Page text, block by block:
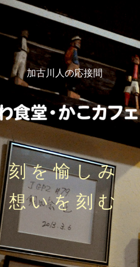
加古川人の応接間
刻を愉しみ
想いを刻む